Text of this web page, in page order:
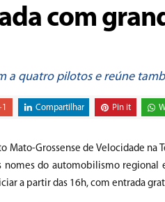
com
a quatro pilotos e reúne
Compartilhar Pin it
Mato-Grossense de Velocidade na
do automobilismo
a partir das 16h, com entrada